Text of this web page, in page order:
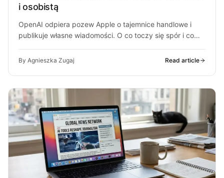
i osobistą
OpenAI odpiera pozew Apple o tajemnice handlowe i
publikuje własne wiadomości. O co toczy się spór i co
By Agnieszka Zugaj Read article